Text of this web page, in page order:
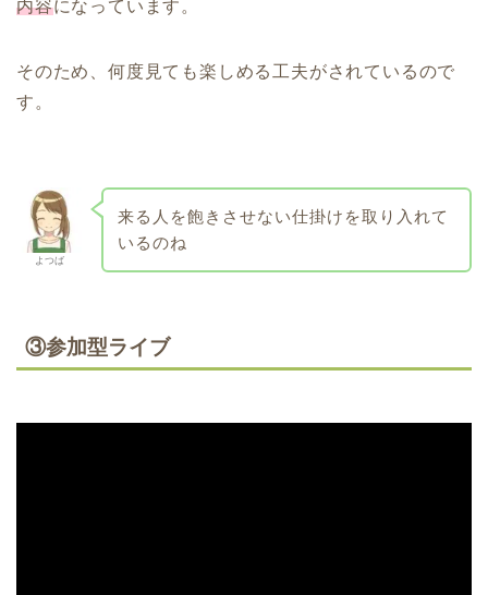
内容になっています。
そのため、何度見ても楽しめる工夫がされているので
す。
よつば
来る人を飽きさせない仕掛けを取り入れて
いるのね
③参加型ライブ